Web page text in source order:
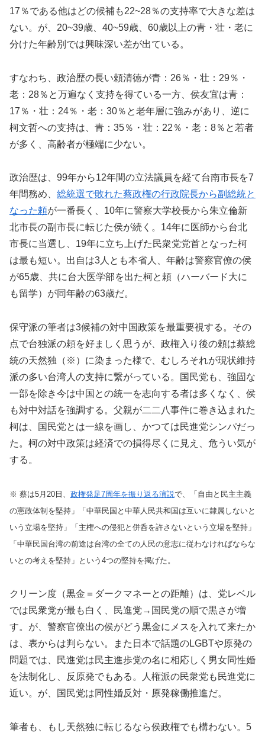
17％である他はどの候補も22~28％の支持率で大きな差は
ない。が、20~39歳、40~59歳、60歳以上の青・壮・老に
分けた年齢別では興味深い差が出ている。
すなわち、政治歴の長い頼清徳が青：26％・壮：29％・
老：28％と万遍なく支持を得ている一方、侯友宜は青：
17％・壮：24％・老：30％と老年層に強みがあり、逆に
柯文哲への支持は、青：35％・壮：22％・老：8％と若者
が多く、高齢者が極端に少ない。
政治歴は、99年から12年間の立法議員を経て台南市長を7
年間務め、 総統選で敗れた蔡政権の行政院長から副総統と
なった頼が一番長く、10年に警察大学校長から朱立倫新
北市長の副市長に転じた侯が続く。14年に医師から台北
市長に当選し、19年に立ち上げた民衆党党首となった柯
は最も短い。出自は3人とも本省人、年齢は警察官僚の侯
が65歳、共に台大医学部を出た柯と頼（ハーバード大に
も留学）が同年齢の63歳だ。
保守派の筆者は3候補の対中国政策を最重要視する。その
点で台独派の頼を好ましく思うが、政権入り後の頼は蔡総
統の天然独（※）に染まった様で、むしろそれが現状維持
派の多い台湾人の支持に繋がっている。国民党も、強固な
一部を除き今は中国との統一を志向する者は多くなく、侯
も対中対話を強調する。父親が二二八事件に巻き込まれた
柯は、国民党とは一線を画し、かつては民進党シンパだっ
た。柯の対中政策は経済での損得尽くに見え、危うい気が
する。
※ 蔡は5月20日、 政権発足7周年を振り返る演説で、「自由と民主主義
の憲政体制を堅持」「中華民国と中華人民共和国は互いに隷属しないと
いう立場を堅持」「主権への侵犯と併呑を許さないという立場を堅持」
「中華民国台湾の前途は台湾の全ての人民の意志に従わなければならな
いとの考えを堅持」という4つの堅持を掲げた。
クリーン度（黒金＝ダークマネーとの距離）は、党レベル
では民衆党が最も白く、民進党→国民党の順で黒さが増
す。が、警察官僚出の侯がどう黒金にメスを入れて来たか
は、表からは判らない。また日本で話題のLGBTや原発の
問題では、民進党は民主進歩党の名に相応しく男女同性婚
を法制化し、反原発でもある。人権派の民衆党も民進党に
近い。が、国民党は同性婚反対・原発稼働推進だ。
筆者も、もし天然独に転じるなら侯政権でも構わない。5